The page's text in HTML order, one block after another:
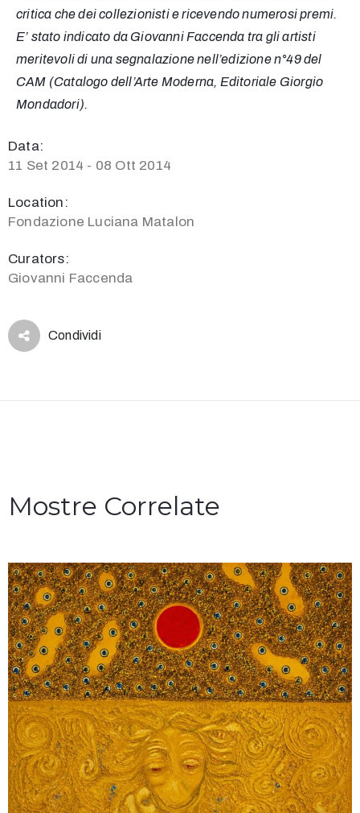
critica che dei collezionisti e ricevendo numerosi premi.
E’ stato indicato da Giovanni Faccenda tra gli artisti
meritevoli di una segnalazione nell’edizione n°49 del
CAM (Catalogo dell’Arte Moderna, Editoriale Giorgio
Mondadori).
Data:
11 Set 2014 - 08 Ott 2014
Location:
Fondazione Luciana Matalon
Curators:
Giovanni Faccenda
Condividi
Mostre Correlate